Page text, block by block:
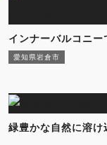
インナーバルコニ
愛知県岩倉市
緑豊かな自然に溶